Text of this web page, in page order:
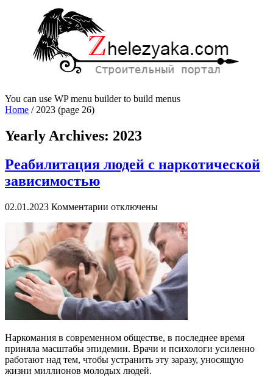
You can use WP menu builder to build menus
Home /2023 (page 26)
Yearly Archives: 2023
Реабилитация людей с наркотической
зависимостью
02.01.2023 Комментарии к
Реабилитация
людей
с
наркотической
зависимостью
отключены
Наркомания в современном обществе, в последнее время
приняла масштабы эпидемии. Врачи и психологи усиленно
работают над тем, чтобы устранить эту заразу, уносящую
жизни миллионов молодых людей.